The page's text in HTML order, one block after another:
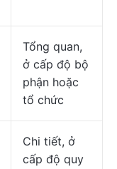
Tổng quan,
ở cấp độ bộ
phận hoặc
tổ chức
Chi tiết, ở
cấp độ quy